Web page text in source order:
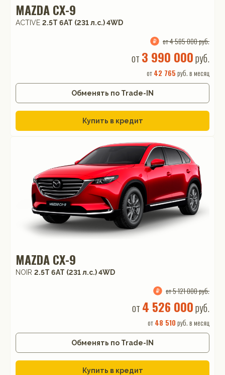
MAZDA CX-9
ACTIVE 2.5T 6АТ (231 л.с.) 4WD
от 4 585 000 руб.
от 3 990 000руб.
от42 765 руб. в месяц
Обменять по Trade-IN
Купить в кредит
MAZDA CX-9
NOIR 2.5T 6АТ (231 л.с.) 4WD
от 5 121 000 руб.
от 4 526 000руб.
от48 510 руб. в месяц
Обменять по Trade-IN
Купить в кредит